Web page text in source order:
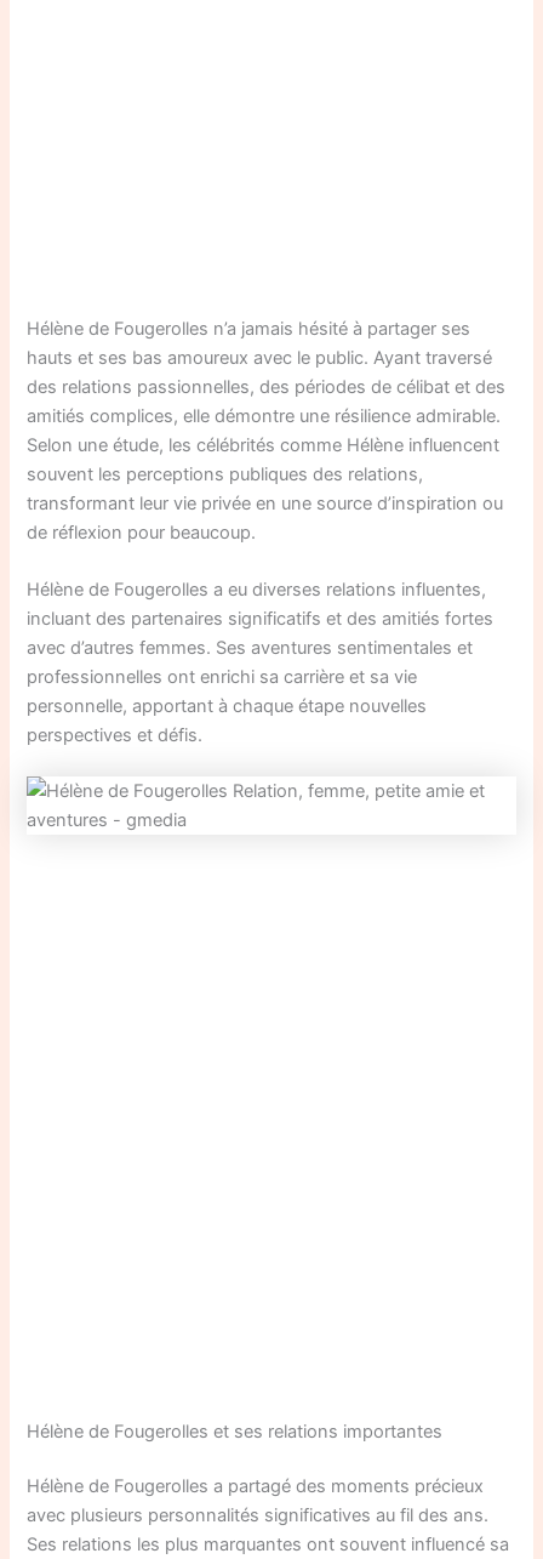
Hélène de Fougerolles n’a jamais hésité à partager ses
hauts et ses bas amoureux avec le public. Ayant traversé
des relations passionnelles, des périodes de célibat et des
amitiés complices, elle démontre une résilience admirable.
Selon une étude, les célébrités comme Hélène influencent
souvent les perceptions publiques des relations,
transformant leur vie privée en une source d’inspiration ou
de réflexion pour beaucoup.
Hélène de Fougerolles a eu diverses relations influentes,
incluant des partenaires significatifs et des amitiés fortes
avec d’autres femmes. Ses aventures sentimentales et
professionnelles ont enrichi sa carrière et sa vie
personnelle, apportant à chaque étape nouvelles
perspectives et défis.
Hélène de Fougerolles et ses relations importantes
Hélène de Fougerolles a partagé des moments précieux
avec plusieurs personnalités significatives au fil des ans.
Ses relations les plus marquantes ont souvent influencé sa